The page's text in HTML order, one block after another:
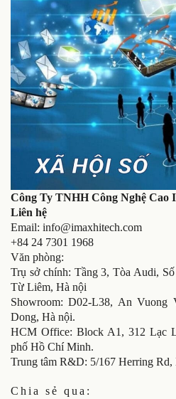
Công Ty TNHH Công Nghệ Cao
Liên hệ
Email: info@imaxhitech.com
+84 24 7301 1968
Văn phòng:
Trụ sở chính: Tầng 3, Tòa Audi,
Từ Liêm, Hà nội
Showroom: D02-L38, An
Dong, Hà nội.
HCM Office: Block A1, 312 Lạc
phố Hồ Chí Minh.
Trung tâm R&D: 5/167 Herring Rd,
Chia sẻ qua: